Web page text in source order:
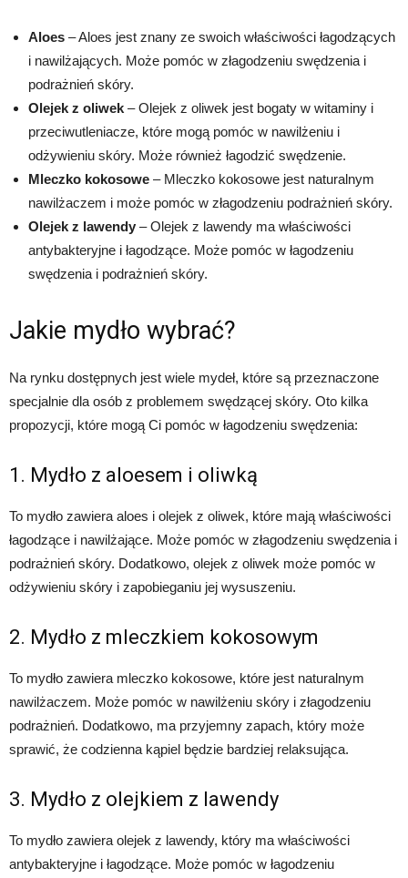
Aloes – Aloes jest znany ze swoich właściwości łagodzących
i nawilżających. Może pomóc w złagodzeniu swędzenia i
podrażnień skóry.
Olejek z oliwek – Olejek z oliwek jest bogaty w witaminy i
przeciwutleniacze, które mogą pomóc w nawilżeniu i
odżywieniu skóry. Może również łagodzić swędzenie.
Mleczko kokosowe – Mleczko kokosowe jest naturalnym
nawilżaczem i może pomóc w złagodzeniu podrażnień skóry.
Olejek z lawendy – Olejek z lawendy ma właściwości
antybakteryjne i łagodzące. Może pomóc w łagodzeniu
swędzenia i podrażnień skóry.
Jakie mydło wybrać?
Na rynku dostępnych jest wiele mydeł, które są przeznaczone
specjalnie dla osób z problemem swędzącej skóry. Oto kilka
propozycji, które mogą Ci pomóc w łagodzeniu swędzenia:
1. Mydło z aloesem i oliwką
To mydło zawiera aloes i olejek z oliwek, które mają właściwości
łagodzące i nawilżające. Może pomóc w złagodzeniu swędzenia i
podrażnień skóry. Dodatkowo, olejek z oliwek może pomóc w
odżywieniu skóry i zapobieganiu jej wysuszeniu.
2. Mydło z mleczkiem kokosowym
To mydło zawiera mleczko kokosowe, które jest naturalnym
nawilżaczem. Może pomóc w nawilżeniu skóry i złagodzeniu
podrażnień. Dodatkowo, ma przyjemny zapach, który może
sprawić, że codzienna kąpiel będzie bardziej relaksująca.
3. Mydło z olejkiem z lawendy
To mydło zawiera olejek z lawendy, który ma właściwości
antybakteryjne i łagodzące. Może pomóc w łagodzeniu